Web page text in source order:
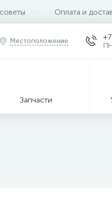
Оплата и
Местоположение
Запчасти